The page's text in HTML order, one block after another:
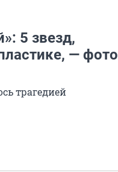
5 звезд,
— фото
трагедией